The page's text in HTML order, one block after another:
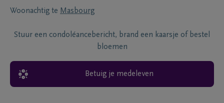
Woonachtig te Masbourg
Stuur een condoléancebericht, brand een kaarsje of bestel
bloemen
Betuig je medeleven